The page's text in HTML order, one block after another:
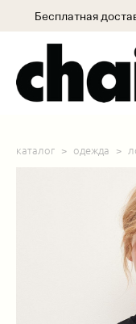
Бесплатная
каталог > одежда >